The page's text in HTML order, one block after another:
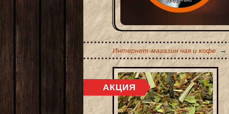
Интернет-магазин чая и кофе →